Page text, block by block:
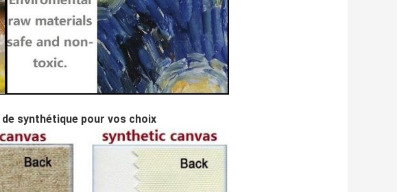
synthétique pour vos choix